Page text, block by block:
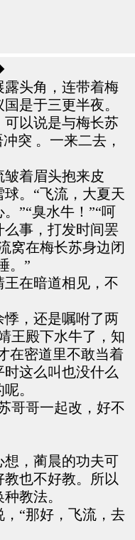
头角，连带着梅
是于三更半夜。
以说是与梅长苏
突 。一来二去，
着眉头抱来皮
。“飞流，大夏天
”“臭水牛！”“呵
事，打发时间罢
窝在梅长苏身边闭
。”
在暗道相见，不
悸，还是嘱咐了两
王殿下水牛了，知
在密道里不敢当着
这么叫也没什么
。
哥哥一起改，好不
，蔺晨的功夫可
也不好教。所以
教法。
“那好，飞流，去